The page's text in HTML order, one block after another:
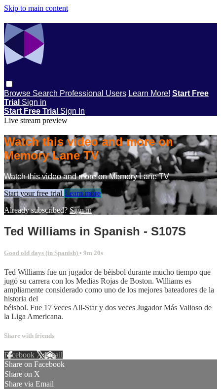
Skip to main content
Browse Search Professional Users Learn More! Start Free
Trial Sign in
Start Free Trial Sign In
Live stream preview
Watch this video and more on
Memory Lane TV
Watch this video and more on Memory Lane TV
Start your free trial Learn more
Already subscribed? Sign in
Ted Williams in Spanish - S107S
Good old days (in Spanish) • 9m 20s
Ted Williams fue un jugador de béisbol durante mucho tiempo que
jugó su carrera con los Medias Rojas de Boston. Williams es
ampliamente considerado como uno de los mejores bateadores de la
historia del
béisbol. Fue 17 veces All-Star y dos veces Jugador Más Valioso de
la Liga Americana.
Share with friends
Facebook XEmail
Share on Facebook
Share on X
Share via Email